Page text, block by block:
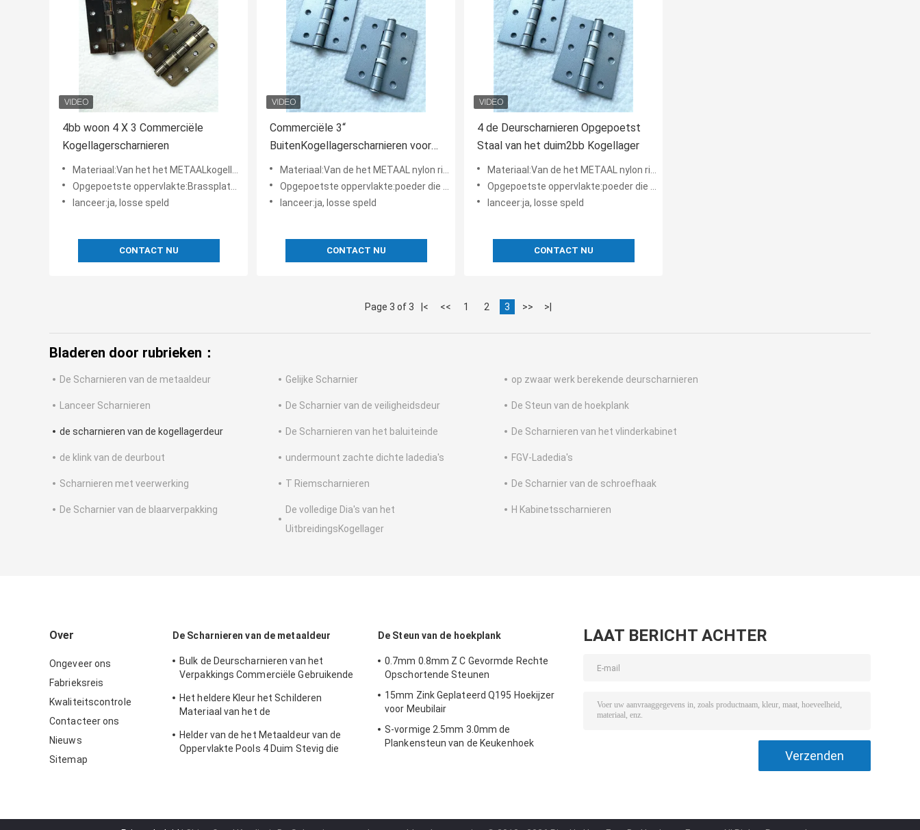
4bb woon 4 X 3 Commerciële
Kogellagerscharnieren
Materiaal:Van het het METAALkogellager van het IJZERstaal de scharnier van de het metaaldeur
Opgepoetste oppervlakte:Brassplated, Helder geplateerd Messing, Gouden Geplateerd, Vernikkeld Satijn
lanceer:ja, losse speld
CONTACT NU
Commerciële 3“
BuitenKogellagerscharnieren voor
Zware Deuren
Materiaal:Van de het METAAL nylon ring van het IJZERstaal de plichts vierkante buttes lichte scharnier
Opgepoetste oppervlakte:poeder die lichte plichts vierkante buttes scharnier met een laag bedekken
lanceer:ja, losse speld
CONTACT NU
4 de Deurscharnieren Opgepoetst
Staal van het duim2bb Kogellager
Materiaal:Van de het METAAL nylon ring van het IJZERstaal de plichts vierkante buttes lichte scharnier
Opgepoetste oppervlakte:poeder die lichte plichts vierkante buttes scharnier met een laag bedekken
lanceer:ja, losse speld
CONTACT NU
Page 3 of 3 |< << 1 2 3 >> >|
Bladeren door rubrieken：
De Scharnieren van de metaaldeur Gelijke Scharnier op zwaar werk berekende deurscharnieren
Lanceer Scharnieren De Scharnier van de veiligheidsdeur De Steun van de hoekplank
de scharnieren van de kogellagerdeur De Scharnieren van het baluiteinde De Scharnieren van het vlinderkabinet
de klink van de deurbout undermount zachte dichte ladedia's FGV-Ladedia's
Scharnieren met veerwerking T Riemscharnieren De Scharnier van de schroefhaak
De Scharnier van de blaarverpakking
De volledige Dia's van het
UitbreidingsKogellager
H Kabinetsscharnieren
Over
Ongeveer ons
Fabrieksreis
Kwaliteitscontrole
Contacteer ons
Nieuws
Sitemap
De Scharnieren van de metaaldeur
Bulk de Deurscharnieren van het
Verpakkings Commerciële Gebruikende
Het heldere Kleur het Schilderen
Materiaal van het de
Metaalscharnieren Lichtgewicht Hoge
Helder van de het Metaaldeur van de
Oppervlakte Pools 4 Duim Stevig die
De Steun van de hoekplank
0.7mm 0.8mm Z C Gevormde Rechte
Opschortende Steunen
15mm Zink Geplateerd Q195 Hoekijzer
voor Meubilair
S-vormige 2.5mm 3.0mm de
Plankensteun van de Keukenhoek
LAAT BERICHT ACHTER